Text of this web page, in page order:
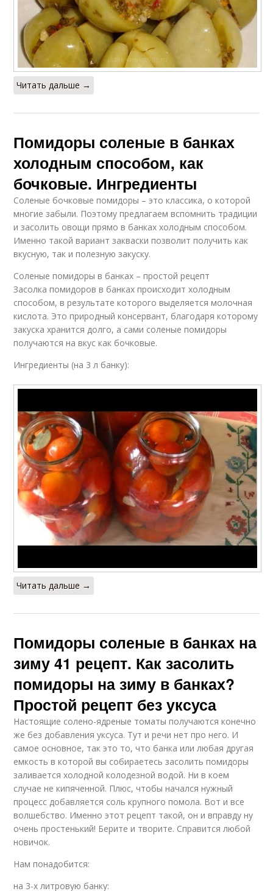
Читать дальше →
Помидоры соленые в банках
холодным способом, как
бочковые. Ингредиенты
Соленые бочковые помидоры – это классика, о которой
многие забыли. Поэтому предлагаем вспомнить традиции
и засолить овощи прямо в банках холодным способом.
Именно такой вариант закваски позволит получить как
вкусную, так и полезную закуску.
Соленые помидоры в банках – простой рецепт
Засолка помидоров в банках происходит холодным
способом, в результате которого выделяется молочная
кислота. Это природный консервант, благодаря которому
закуска хранится долго, а сами соленые помидоры
получаются на вкус как бочковые.
Ингредиенты (на 3 л банку):
Читать дальше →
Помидоры соленые в банках на
зиму 41 рецепт. Как засолить
помидоры на зиму в банках?
Простой рецепт без уксуса
Настоящие солено-ядреные томаты получаются конечно
же без добавления уксуса. Тут и речи нет про него. И
самое основное, так это то, что банка или любая другая
емкость в которой вы собираетесь засолить помидоры
заливается холодной колодезной водой. Ни в коем
случае не кипяченной. Плюс, чтобы начался нужный
процесс добавляется соль крупного помола. Вот и все
волшебство. Именно этот рецепт такой, он и вправду ну
очень простенький! Берите и творите. Справится любой
новичок.
Нам понадобится:
на 3-х литровую банку: